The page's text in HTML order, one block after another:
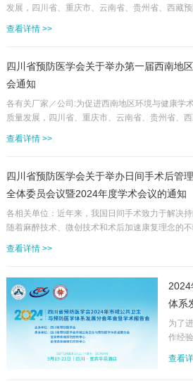
发展，四川省、重庆市、云南省、贵州省、西藏
境”为主题，聚焦我国西南地区环境与健康领域的
想、研究方法、研究成果等进行交流。大会热忱
的专家、学者、专业人员和学生等踊跃参会。现
查看详情 >>
四川省预防医学会关于举办第一届西南地
会通知
各有关厂家／公司:为促进西南地区环境与健康学
质量发展，四川省、重庆市、云南省、贵州省、
好环境”为主题，聚焦我国西南地区环境与健康领
思想、研究方法、研究成果等进行交流。大会热
究的专家、学者、专业人员和学生等踊跃参会。
查看详情 >>
四川省预防医学会关于举办日间手术后管
全体委员会议暨2024年度学术会议的通知
各相关单位：近年来，我国日间手术致力于解决
随着麻醉技术、微创技术和术后加速康复理念的
加快我省日间手术后管理综合体系的建立，促进我
的实施，保障人民群众生命健康。四川省预防医
在宜宾市举办“日间手术后管理分会第一届委员会
查看详情 >>
体系
日程
为了
作经
卫共
查看